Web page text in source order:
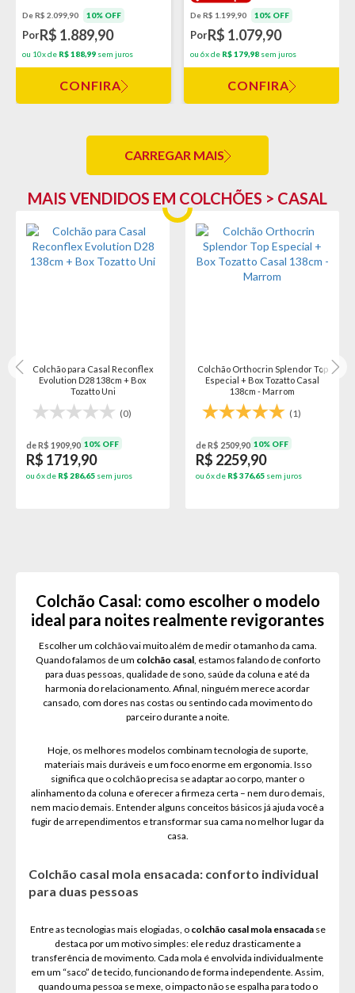
De R$ 2.099,90 10% OFF
PorR$ 1.889,90
ou 10x de R$ 188,99 sem juros
CONFIRA
De R$ 1.199,90 10% OFF
PorR$ 1.079,90
ou 6x de R$ 179,98 sem juros
CONFIRA
CARREGAR MAIS
MAIS VENDIDOS EM COLCHÕES > CASAL
Colchão para Casal Reconflex
Evolution D28 138cm + Box
Tozatto Uni
(0)
de R$ 1909,90 10% OFF
R$ 1719,90
ou 6x de R$ 286,65 sem juros
Colchão Orthocrin Splendor Top
Especial + Box Tozatto Casal
138cm - Marrom
(1)
de R$ 2509,90 10% OFF
R$ 2259,90
ou 6x de R$ 376,65 sem juros
Colchão Casal: como escolher o modelo
ideal para noites realmente revigorantes
Escolher um colchão vai muito além de medir o tamanho da cama.
Quando falamos de um colchão casal, estamos falando de conforto
para duas pessoas, qualidade de sono, saúde da coluna e até da
harmonia do relacionamento. Afinal, ninguém merece acordar
cansado, com dores nas costas ou sentindo cada movimento do
parceiro durante a noite.
Hoje, os melhores modelos combinam tecnologia de suporte,
materiais mais duráveis e um foco enorme em ergonomia. Isso
significa que o colchão precisa se adaptar ao corpo, manter o
alinhamento da coluna e oferecer a firmeza certa – nem duro demais,
nem macio demais. Entender alguns conceitos básicos já ajuda você a
fugir de arrependimentos e transformar sua cama no melhor lugar da
casa.
Colchão casal mola ensacada: conforto individual
para duas pessoas
Entre as tecnologias mais elogiadas, o colchão casal mola ensacadase
destaca por um motivo simples: ele reduz drasticamente a
transferência de movimento. Cada mola é envolvida individualmente
em um “saco” de tecido, funcionando de forma independente. Assim,
quando uma pessoa se mexe, o impacto não se espalha para todo o